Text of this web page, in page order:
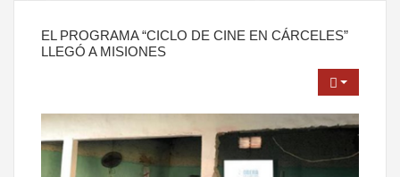
EL PROGRAMA “CICLO DE CINE EN CÁRCELES”
LLEGÓ A MISIONES